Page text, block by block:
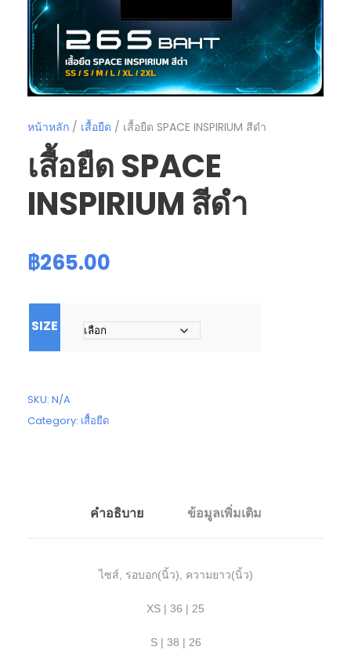
หน้าหลัก / เสื้อยืด / เสื้อยืด SPACE INSPIRIUM สีดำ
เสื้อยืด SPACE
INSPIRIUM สีดำ
฿265.00
SIZE
SKU: N/A
Category: เสื้อยืด
คำอธิบาย ข้อมูลเพิ่มเติม
ไซส์, รอบอก(นิ้ว), ความยาว(นิ้ว)
XS | 36 | 25
S | 38 | 26